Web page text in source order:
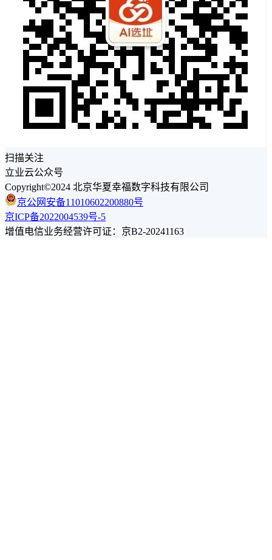
扫描关注
立业云公众号
Copyright©2024 北京华夏幸福数字科技有限公司
京公网安备11010602200880号
京ICP备2022004539号-5
增值电信业务经营许可证：京B2-20241163